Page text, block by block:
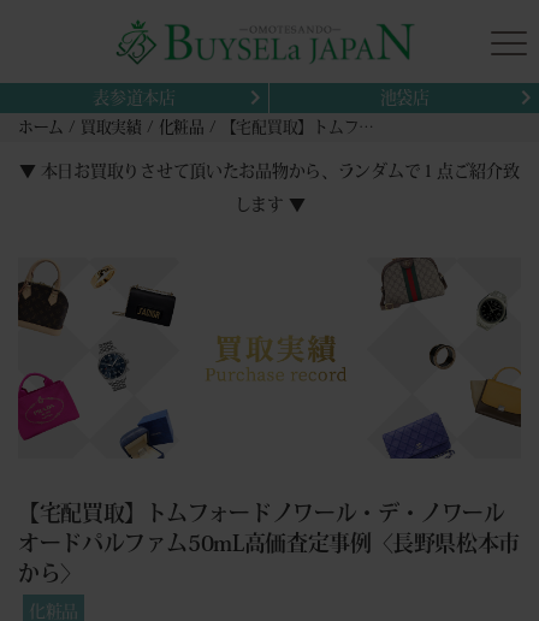
表参道本店 池袋店
ホーム 買取実績 化粧品 【宅配買取】トムフォードノワール・デ・ノワールオードパルファム50mL高価査定事例〈長野県松本市から〉
▼ 本日お買取りさせて頂いたお品物から、ランダムで１点ご紹介致
します ▼
【宅配買取】トムフォードノワール・デ・ノワール
オードパルファム50mL高価査定事例〈長野県松本市
から〉
化粧品